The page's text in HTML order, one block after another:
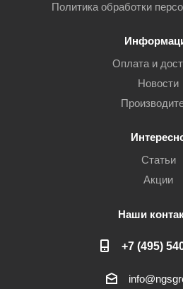
Политика обработки
Оплата и
Новости
Статьи
Акции
Наши
+7 (495)